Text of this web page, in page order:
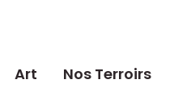
Art Nos Terroirs